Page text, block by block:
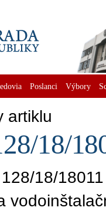
Poslanci Výbory
artiklu
18/
128/18/18011